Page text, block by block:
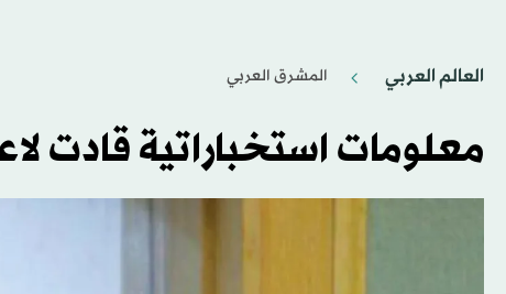
العالم العربي المشرق العربي
معلومات استخباراتية قادت